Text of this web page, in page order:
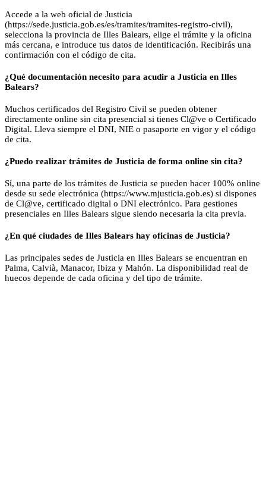
Accede a la web oficial de Justicia
(https://sede.justicia.gob.es/es/tramites/tramites-registro-civil),
selecciona la provincia de Illes Balears, elige el trámite y la oficina
más cercana, e introduce tus datos de identificación. Recibirás una
confirmación con el código de cita.
¿Qué documentación necesito para acudir a Justicia en Illes
Balears?
Muchos certificados del Registro Civil se pueden obtener
directamente online sin cita presencial si tienes Cl@ve o Certificado
Digital. Lleva siempre el DNI, NIE o pasaporte en vigor y el código
de cita.
¿Puedo realizar trámites de Justicia de forma online sin cita?
Sí, una parte de los trámites de Justicia se pueden hacer 100% online
desde su sede electrónica (https://www.mjusticia.gob.es) si dispones
de Cl@ve, certificado digital o DNI electrónico. Para gestiones
presenciales en Illes Balears sigue siendo necesaria la cita previa.
¿En qué ciudades de Illes Balears hay oficinas de Justicia?
Las principales sedes de Justicia en Illes Balears se encuentran en
Palma, Calvià, Manacor, Ibiza y Mahón. La disponibilidad real de
huecos depende de cada oficina y del tipo de trámite.